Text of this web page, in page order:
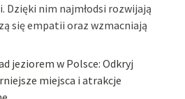
Dzięki nim najmłodsi rozwijają
się empatii oraz wzmacniają
jeziorem w Polsce: Odkryj
miejsca i atrakcje